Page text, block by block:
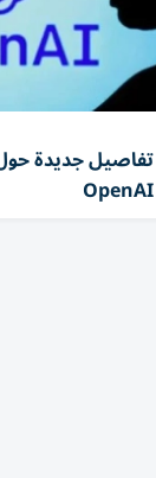
تفاصيل جديدة
OpenAI